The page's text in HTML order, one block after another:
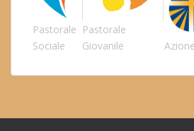
Pastorale
Sociale
Pastorale
Giovanile